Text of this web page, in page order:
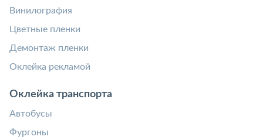
Винилография
Цветные пленки
Демонтаж пленки
Оклейка рекламой
Оклейка транспорта
Автобусы
Фургоны